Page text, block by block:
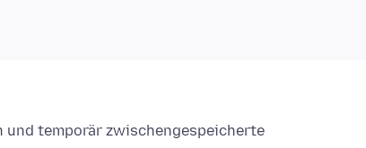
und temporär zwischengespeicherte